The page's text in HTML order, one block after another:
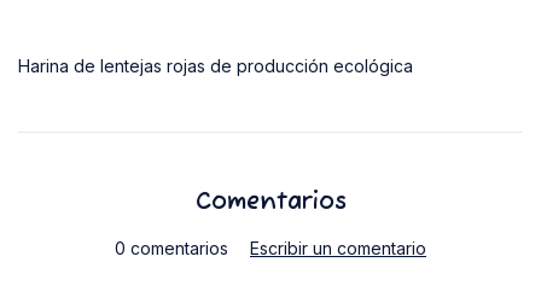
Harina de lentejas rojas de producción ecológica
Comentarios
0 comentarios Escribir un comentario